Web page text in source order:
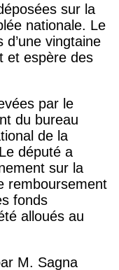
sur la
nationale. Le
vingtaine
et espère des
par le
du bureau
de la
député a
sur la
remboursement
fonds
alloués au
M. Sagna